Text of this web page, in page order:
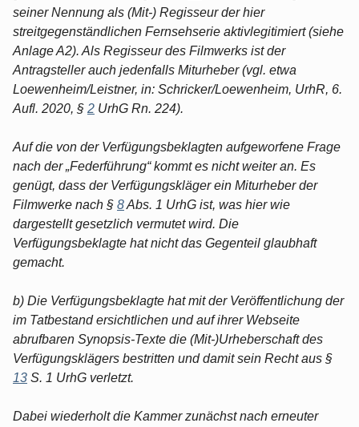
seiner Nennung als (Mit-) Regisseur der hier
streitgegenständlichen Fernsehserie aktivlegitimiert (siehe
Anlage A2). Als Regisseur des Filmwerks ist der
Antragsteller auch jedenfalls Miturheber (vgl. etwa
Loewenheim/Leistner, in: Schricker/Loewenheim, UrhR, 6.
Aufl. 2020, § 2 UrhG Rn. 224).
Auf die von der Verfügungsbeklagten aufgeworfene Frage
nach der „Federführung“ kommt es nicht weiter an. Es
genügt, dass der Verfügungskläger ein Miturheber der
Filmwerke nach § 8Abs. 1 UrhG ist, was hier wie
dargestellt gesetzlich vermutet wird. Die
Verfügungsbeklagte hat nicht das Gegenteil glaubhaft
gemacht.
b) Die Verfügungsbeklagte hat mit der Veröffentlichung der
im Tatbestand ersichtlichen und auf ihrer Webseite
abrufbaren Synopsis-Texte die (Mit-)Urheberschaft des
Verfügungsklägers bestritten und damit sein Recht aus §
13 S. 1 UrhG verletzt.
Dabei wiederholt die Kammer zunächst nach erneuter